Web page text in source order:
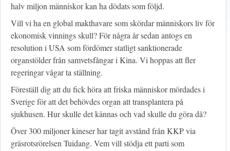
halv miljon människor kan ha dödats som följd.
Vill vi ha en global makthavare som skördar människors liv för
ekonomisk vinnings skull? För några år sedan antogs en
resolution i USA som fördömer statligt sanktionerade
organstölder från samvetsfångar i Kina. Vi hoppas att fler
regeringar vågar ta ställning.
Föreställ dig att du fick höra att friska människor mördades i
Sverige för att det behövdes organ att transplantera på
sjukhusen. Hur skulle det kännas och vad skulle du göra då?
Över 300 miljoner kineser har tagit avstånd från KKP via
gräsrotsrörelsen Tuidang. Vem vill stödja ett parti som